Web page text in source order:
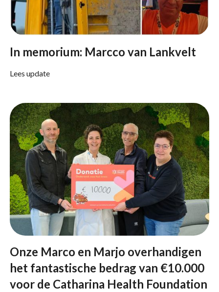
In memorium: Marcco van Lankvelt
Lees update
Onze Marco en Marjo overhandigen
het fantastische bedrag van €10.000
voor de Catharina Health Foundation